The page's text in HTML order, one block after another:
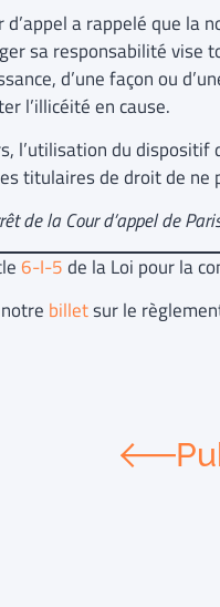
d’appel a rappelé que la
sa responsabilité vise
d’une façon ou
l’illicéité en cause.
l’utilisation du dispositif
titulaires de droit de ne
de la Cour d’appel de
6-I-5de la Loi pour la
billetsur le